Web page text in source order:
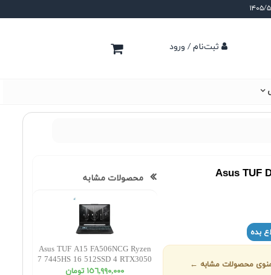
ثبت‌نام / ورود
Asus TUF
بده
منوی محصولات مشابه ←
محصولات مشابه
Asus TUF A15 FA506NCG Ryzen
7 7445HS 16 512SSD 4 RTX3050
FHD
١٥٦,٩٩٠,٠٠٠ تومان